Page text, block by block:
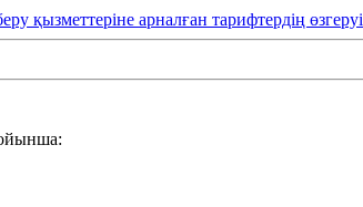
қызметтеріне арналған тарифтердің өзгеруі